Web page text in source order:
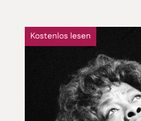
Kostenlos lesen